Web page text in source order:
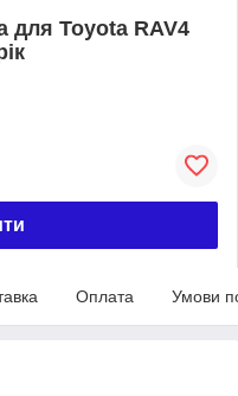
для Toyota RAV4
Оплата Умови